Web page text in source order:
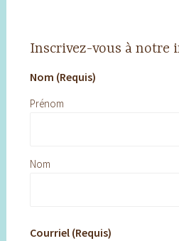
Inscrivez-vous à notre
Nom (Requis)
Prénom
Nom
Courriel (Requis)